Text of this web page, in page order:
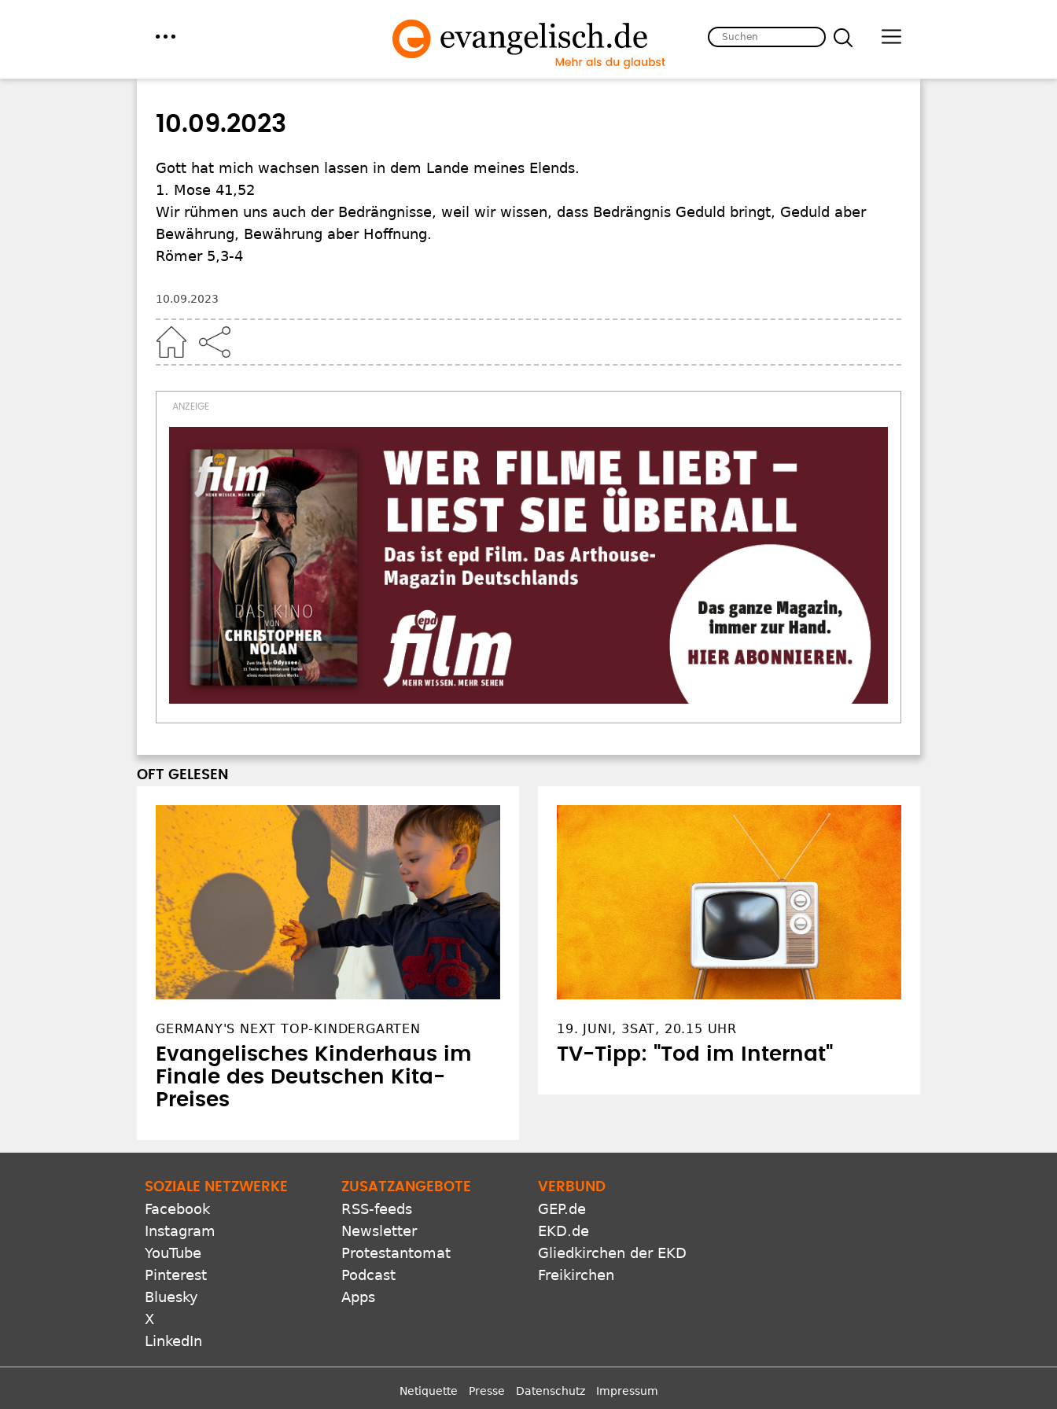
10.09.2023
Gott hat mich wachsen lassen in dem Lande meines Elends.
1. Mose 41,52
Wir rühmen uns auch der Bedrängnisse, weil wir wissen, dass Bedrängnis Geduld bringt, Geduld aber
Bewährung, Bewährung aber Hoffnung.
Römer 5,3-4
10.09.2023
OFT GELESEN
GERMANY'S NEXT TOP-KINDERGARTEN
Evangelisches Kinderhaus im
Finale des Deutschen Kita-
Preises
19. JUNI, 3SAT, 20.15 UHR
TV-Tipp: "Tod im Internat"
SOZIALE NETZWERKE
Facebook
Instagram
YouTube
Pinterest
Bluesky
X
LinkedIn
ZUSATZANGEBOTE
RSS-feeds
Newsletter
Protestantomat
Podcast
Apps
VERBUND
GEP.de
EKD.de
Gliedkirchen der EKD
Freikirchen
Netiquette Presse Datenschutz Impressum